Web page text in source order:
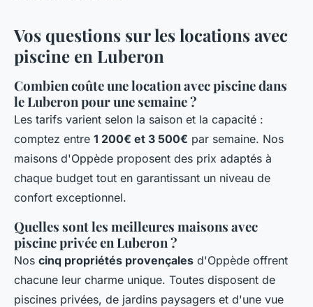
Vos questions sur les locations avec
piscine en Luberon
Combien coûte une location avec piscine dans
le Luberon pour une semaine ?
Les tarifs varient selon la saison et la capacité :
comptez entre 1 200€ et 3 500€ par semaine. Nos
maisons d'Oppède proposent des prix adaptés à
chaque budget tout en garantissant un niveau de
confort exceptionnel.
Quelles sont les meilleures maisons avec
piscine privée en Luberon ?
Nos cinq propriétés provençales d'Oppède offrent
chacune leur charme unique. Toutes disposent de
piscines privées, de jardins paysagers et d'une vue